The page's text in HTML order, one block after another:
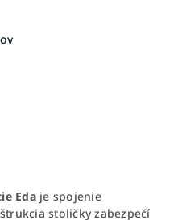
Edaje spojenie
stoličky zabezpečí